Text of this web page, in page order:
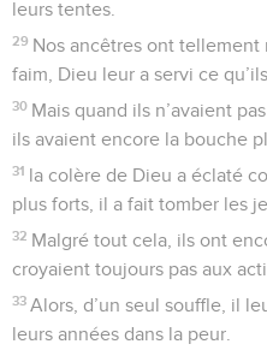
leurs tentes.
29 Nos ancêtres ont tellement
faim, Dieu leur a servi ce
30 Mais quand ils n’avaient
ils avaient encore la bouche
31 la colère de Dieu a éclaté
plus forts, il a fait tomber les
32 Malgré tout cela, ils ont
croyaient toujours pas aux
33 Alors, d’un seul souffle, il
leurs années dans la peur.